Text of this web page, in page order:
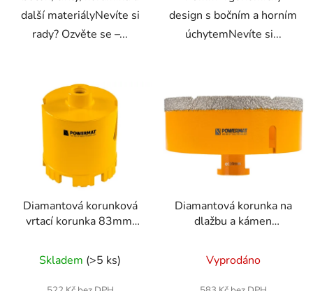
další materiályNevíte si
rady? Ozvěte se –...
design s bočním a horním
úchytemNevíte si...
Diamantová korunková
vrtací korunka 83mm,
Skladem (>5 ks)
Diamantová korunka na
dlažbu a kámen
Vyprodáno